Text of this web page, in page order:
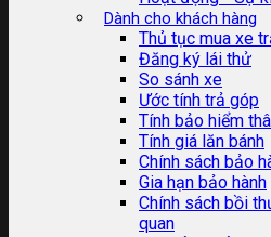
Dành cho khách hàng
Thủ tục mua xe
Đăng ký lái thử
So sánh xe
Ước tính trả góp
Tính bảo hiểm
Tính giá lăn bánh
Chính sách bảo
Gia hạn bảo hành
Chính sách bồi
quan